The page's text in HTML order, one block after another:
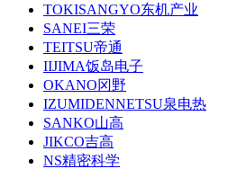
TOKISANGYO东机产业
SANEI三荣
TEITSU帝通
IIJIMA饭岛电子
OKANO冈野
IZUMIDENNETSU泉电热
SANKO山高
JIKCO吉高
NS精密科学